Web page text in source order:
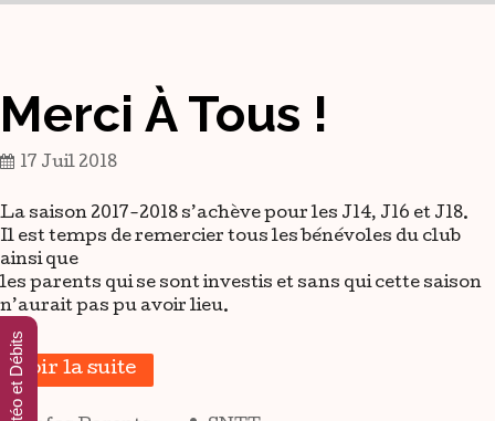
Merci À Tous !
17 Juil 2018
La saison 2017-2018 s’achève pour les J14, J16 et J18.
Il est temps de remercier tous les bénévoles du club
ainsi que
les parents qui se sont investis et sans qui cette saison
n’aurait pas pu avoir lieu.
voir la suite
Météo et Débits